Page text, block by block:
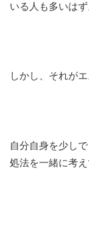
いる人も多いはず
しかし、それが
自分自身を少し
処法を一緒に考